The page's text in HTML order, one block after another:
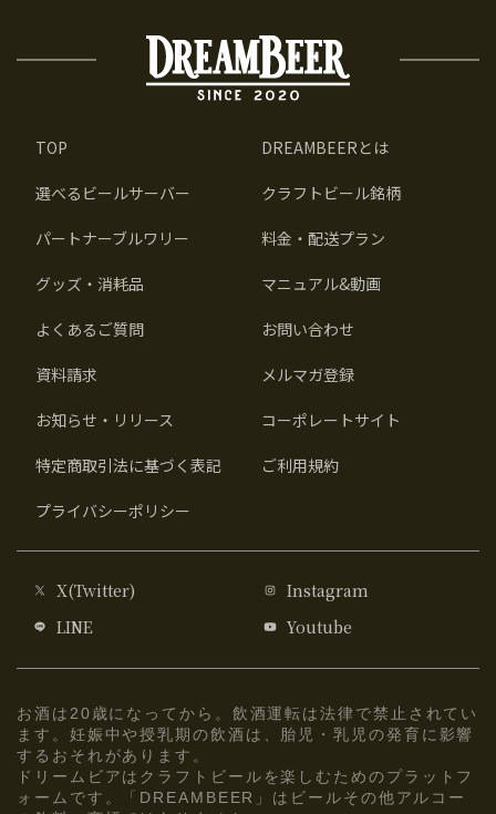
TOP DREAMBEERとは
選べるビールサーバー クラフトビール銘柄
パートナーブルワリー 料金・配送プラン
グッズ・消耗品 マニュアル&動画
よくあるご質問 お問い合わせ
資料請求 メルマガ登録
お知らせ・リリース コーポレートサイト
特定商取引法に基づく表記 ご利用規約
プライバシーポリシー
X(Twitter)
Instagram
LINE
Youtube
お酒は20歳になってから。飲酒運転は法律で禁止されてい
ます。妊娠中や授乳期の飲酒は、胎児・乳児の発育に影響
するおそれがあります。
ドリームビアはクラフトビールを楽しむためのプラットフ
ォームです。「DREAMBEER」はビールその他アルコー